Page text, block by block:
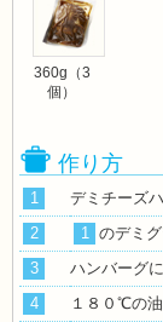
360g（3
個）
作り方
1
デミチーズ
2
1 のデミ
3
ハンバーグ
4
１８０℃の